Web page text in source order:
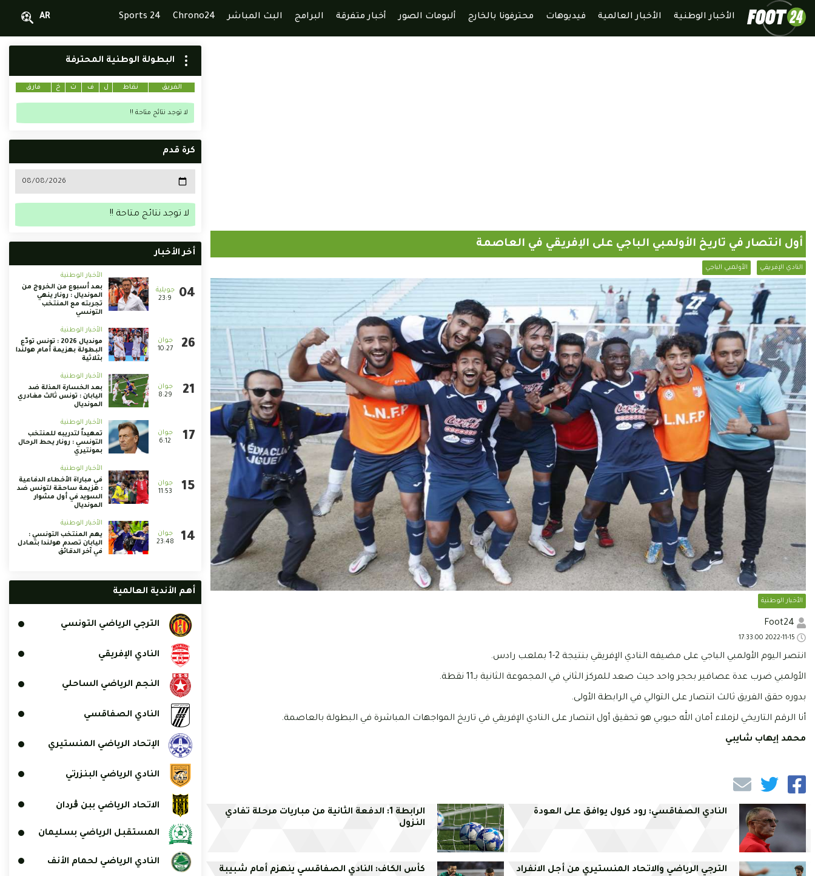
الأخبار الوطنية الأخبار العالمية فيديوهات محترفونا بالخارج ألبومات الصور أخبار متفرقة البرامج البث المباشر Chrono24
Sports 24
AR
أول انتصار في تاريخ الأولمبي الباجي على الإفريقي في العاصمة
النادي الإفريقي الأولمبي الباجي
الأخبار الوطنية
انتصر اليوم الأولمبي الباجي على مضيفه النادي الإفريقي بنتيجة 2-1 بملعب رادس.
الأولمبي ضرب عدة عصافير بحجر واحد حيث صعد للمركز الثاني في المجموعة الثانية بـ11 نقطة.
بدوره حقق الفريق ثالث انتصار على التوالي في الرابطة الأولى.
أنا الرقم التاريخي لزملاء أمان الله حبوبي هو تحقيق أول انتصار على النادي الإفريقي في تاريخ المواجهات المباشرة في البطولة بالعاصمة.
محمد إيهاب شايبي
النادي الصفاقسي: رود كرول يوافق على العودة
الرابطة 1: الدفعة الثانية من مباريات مرحلة تفادي
النزول
الترجي الرياضي والاتحاد المنستيري من أجل الانفراد
كأس الكاف: النادي الصفاقسي ينهزم أمام شبيبة
البطولة الوطنية المحترفة
الفريق نقاط ل ف ت خ فارق
لا توجد نتائج متاحة !!
كرة قدم
لا توجد نتائج متاحة !!
أخر الأخبار
23:9
الأخبار الوطنية
بعد أسبوع من الخروج من
المونديال : رونار ينهي
تجربته مع المنتخب
التونسي
10:27
الأخبار الوطنية
مونديال 2026 : تونس تودّع
البطولة بهزيمة أمام هولندا
بثلاثية
8:29
الأخبار الوطنية
بعد الخسارة المذلة ضد
اليابان : تونس ثالث مغادري
المونديال
6:12
الأخبار الوطنية
تمهيداً لتدريبه للمنتخب
التونسي : رونار يحط الرحال
بمونتيري
11:53
الأخبار الوطنية
في مباراة الأخطاء الدفاعية
: هزيمة ساحقة لتونس ضد
السويد في أول مشوار
المونديال
23:48
الأخبار الوطنية
يهم المنتخب التونسي :
اليابان تصدم هولندا بتعادل
في آخر الدقائق
أهم الأندية العالمية
الترجي الرياضي التونسي
النادي الإفريقي
النجم الرياضي الساحلي
النادي الصفاقسي
الإتحاد الرياضي المنستيري
النادي الرياضي البنزرتي
الاتحاد الرياضي ببن ڨردان
المستقبل الرياضي بسليمان
النادي الرياضي لحمام الأنف